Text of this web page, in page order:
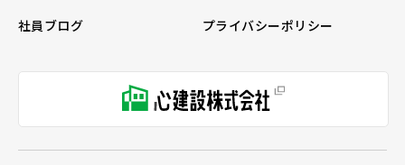
社員ブログ
プライバシーポリシー